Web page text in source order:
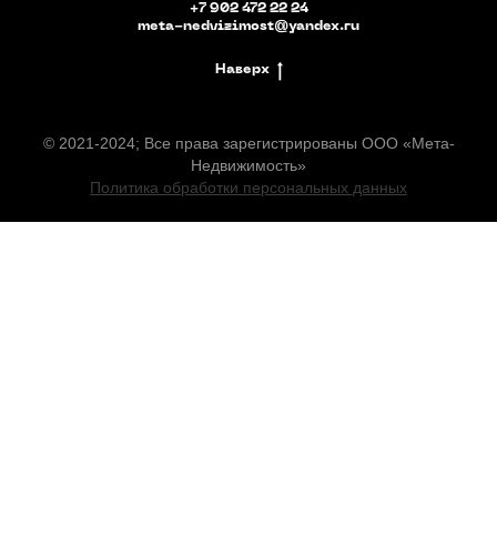
+7 902 472 22 24
meta-nedvizimost@yandex.ru
Наверх
© 2021-2024; Все права зарегистрированы ООО «Мета-
Недвижимость»
Политика обработки персональных данных